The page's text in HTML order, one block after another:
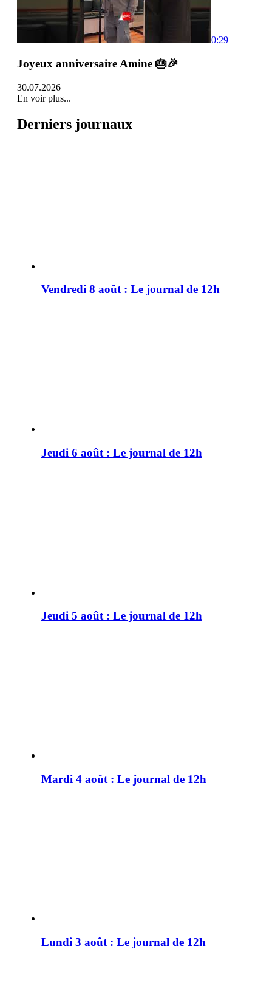
0:29
Joyeux anniversaire Amine 🎂🎉
30.07.2026
En voir plus...
Derniers journaux
Vendredi 8 août : Le journal de 12h
Jeudi 6 août : Le journal de 12h
Jeudi 5 août : Le journal de 12h
Mardi 4 août : Le journal de 12h
Lundi 3 août : Le journal de 12h